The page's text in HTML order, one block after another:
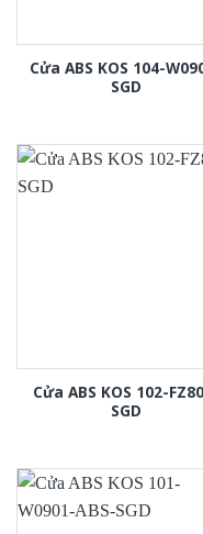
Cửa ABS KOS 104-
SGD
Cửa ABS KOS 102-
SGD